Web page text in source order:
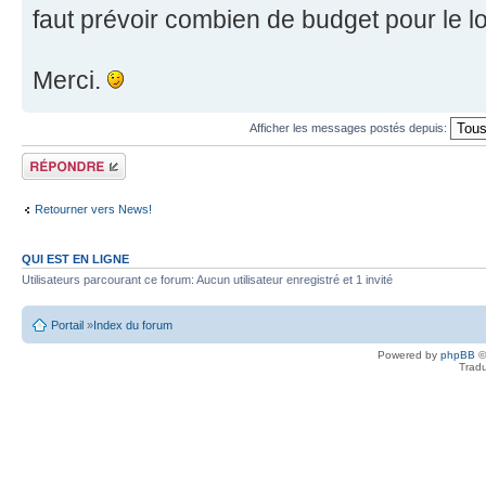
faut prévoir combien de budget pour le
Merci.
Afficher les messages postés depuis:
Écrire un
commentaire
Retourner vers News!
QUI EST EN LIGNE
Utilisateurs parcourant ce forum: Aucun utilisateur enregistré et 1 invité
Portail »Index du forum
Powered by phpBB